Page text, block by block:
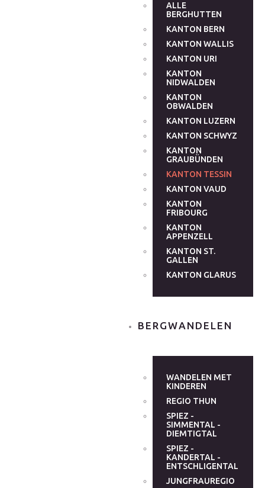
ALLE
BERGHUTTEN
KANTON BERN
KANTON WALLIS
KANTON URI
KANTON
NIDWALDEN
KANTON
OBWALDEN
KANTON LUZERN
KANTON SCHWYZ
KANTON
GRAUBÜNDEN
KANTON TESSIN
KANTON VAUD
KANTON
FRIBOURG
KANTON
APPENZELL
KANTON ST.
GALLEN
KANTON GLARUS
BERGWANDELEN
WANDELEN MET
KINDEREN
REGIO THUN
SPIEZ -
SIMMENTAL -
DIEMTIGTAL
SPIEZ -
KANDERTAL -
ENTSCHLIGENTAL
JUNGFRAUREGIO